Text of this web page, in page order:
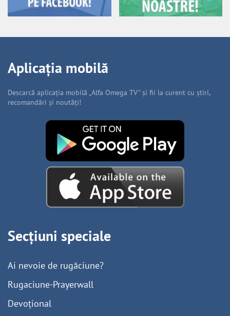
Aplicația mobilă
Descarcă aplicația mobilă „Alfa Omega TV” și fii la curent cu știri,
recomandări și noutăți!
Secțiuni speciale
Ai nevoie de rugăciune?
Rugaciune-Prayerwall
Devoțional